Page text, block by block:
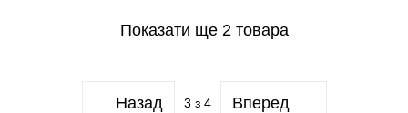
Показати ще 2 товара
Назад 3 з 4 Вперед